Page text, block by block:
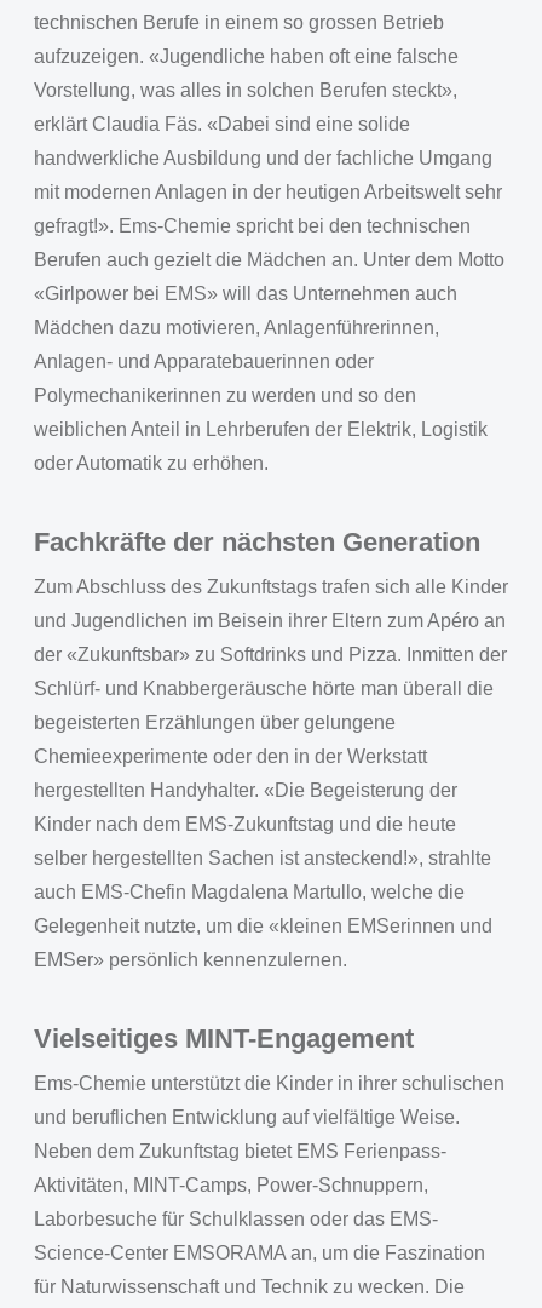
technischen Berufe in einem so grossen Betrieb
aufzuzeigen. «Jugendliche haben oft eine falsche
Vorstellung, was alles in solchen Berufen steckt»,
erklärt Claudia Fäs. «Dabei sind eine solide
handwerkliche Ausbildung und der fachliche Umgang
mit modernen Anlagen in der heutigen Arbeitswelt sehr
gefragt!». Ems-Chemie spricht bei den technischen
Berufen auch gezielt die Mädchen an. Unter dem Motto
«Girlpower bei EMS» will das Unternehmen auch
Mädchen dazu motivieren, Anlagenführerinnen,
Anlagen- und Apparatebauerinnen oder
Polymechanikerinnen zu werden und so den
weiblichen Anteil in Lehrberufen der Elektrik, Logistik
oder Automatik zu erhöhen.
Fachkräfte der nächsten Generation
Zum Abschluss des Zukunftstags trafen sich alle Kinder
und Jugendlichen im Beisein ihrer Eltern zum Apéro an
der «Zukunftsbar» zu Softdrinks und Pizza. Inmitten der
Schlürf- und Knabbergeräusche hörte man überall die
begeisterten Erzählungen über gelungene
Chemieexperimente oder den in der Werkstatt
hergestellten Handyhalter. «Die Begeisterung der
Kinder nach dem EMS-Zukunftstag und die heute
selber hergestellten Sachen ist ansteckend!», strahlte
auch EMS-Chefin Magdalena Martullo, welche die
Gelegenheit nutzte, um die «kleinen EMSerinnen und
EMSer» persönlich kennenzulernen.
Vielseitiges MINT-Engagement
Ems-Chemie unterstützt die Kinder in ihrer schulischen
und beruflichen Entwicklung auf vielfältige Weise.
Neben dem Zukunftstag bietet EMS Ferienpass-
Aktivitäten, MINT-Camps, Power-Schnuppern,
Laborbesuche für Schulklassen oder das EMS-
Science-Center EMSORAMA an, um die Faszination
für Naturwissenschaft und Technik zu wecken. Die